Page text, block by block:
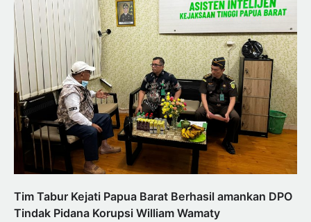
Tim Tabur Kejati Papua Barat Berhasil amankan DPO
Tindak Pidana Korupsi William Wamaty